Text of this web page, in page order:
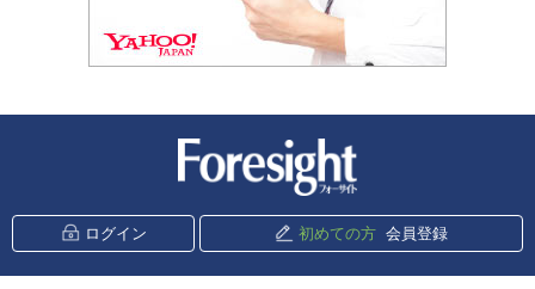
ログイン 初めての方 会員登録